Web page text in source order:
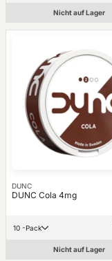
Nicht auf Lager
DUNC
DUNC Cola 4mg
10 -Pack
Nicht auf Lager